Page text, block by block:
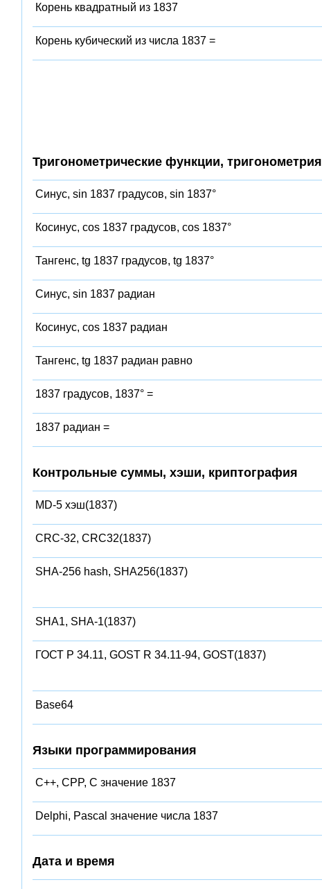
Корень квадратный из 1837
Корень кубический из числа 1837 =
Тригонометрические функции, тригонометрия
Синус, sin 1837 градусов, sin 1837°
Косинус, cos 1837 градусов, cos 1837°
Тангенс, tg 1837 градусов, tg 1837°
Синус, sin 1837 радиан
Косинус, cos 1837 радиан
Тангенс, tg 1837 радиан равно
1837 градусов, 1837° =
1837 радиан =
Контрольные суммы, хэши, криптография
MD-5 хэш(1837)
CRC-32, CRC32(1837)
SHA-256 hash, SHA256(1837)
SHA1, SHA-1(1837)
ГОСТ Р 34.11, GOST R 34.11-94, GOST(1837)
Base64
Языки программирования
C++, CPP, C значение 1837
Delphi, Pascal значение числа 1837
Дата и время